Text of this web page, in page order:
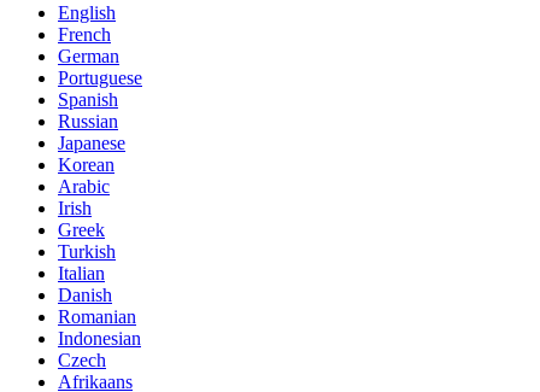
English
French
German
Portuguese
Spanish
Russian
Japanese
Korean
Arabic
Irish
Greek
Turkish
Italian
Danish
Romanian
Indonesian
Czech
Afrikaans